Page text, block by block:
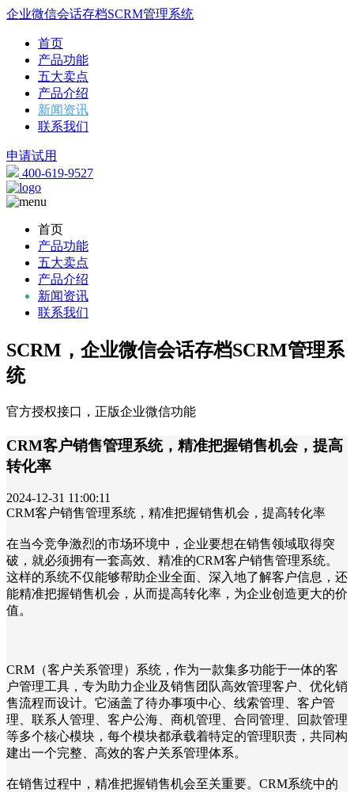
企业微信会话存档SCRM管理系统
首页
产品功能
五大卖点
产品介绍
新闻资讯
联系我们
申请试用
400-619-9527
首页
产品功能
五大卖点
产品介绍
新闻资讯
联系我们
SCRM，企业微信会话存档SCRM管理系
统
官方授权接口，正版企业微信功能
CRM客户销售管理系统，精准把握销售机会，提高
转化率
2024-12-31 11:00:11
CRM客户销售管理系统，精准把握销售机会，提高转化率
在当今竞争激烈的市场环境中，企业要想在销售领域取得突
破，就必须拥有一套高效、精准的CRM客户销售管理系统。
这样的系统不仅能够帮助企业全面、深入地了解客户信息，还
能精准把握销售机会，从而提高转化率，为企业创造更大的价
值。
CRM（客户关系管理）系统，作为一款集多功能于一体的客
户管理工具，专为助力企业及销售团队高效管理客户、优化销
售流程而设计。它涵盖了待办事项中心、线索管理、客户管
理、联系人管理、客户公海、商机管理、合同管理、回款管理
等多个核心模块，每个模块都承载着特定的管理职责，共同构
建出一个完整、高效的客户关系管理体系。
在销售过程中，精准把握销售机会至关重要。CRM系统中的